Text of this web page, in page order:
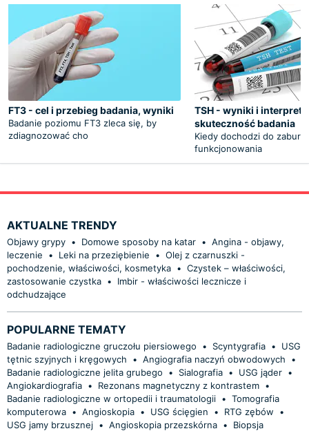
FT3 - cel i przebieg badania, wyniki
Badanie poziomu FT3 zleca się, by
zdiagnozować cho
TSH - wyniki i
skuteczność badania
Kiedy dochodzi do
funkcjonowania
AKTUALNE TRENDY
Objawy grypy • Domowe sposoby na katar • Angina - objawy,
leczenie
• Leki na przeziębienie • Olej z czarnuszki -
pochodzenie, właściwości, kosmetyka • Czystek – właściwości,
zastosowanie czystka •
Imbir - właściwości lecznicze i
odchudzające
POPULARNE TEMATY
Badanie radiologiczne gruczołu piersiowego • Scyntygrafia •
USG
tętnic szyjnych i kręgowych
• Angiografia naczyń obwodowych
•
Badanie radiologiczne jelita grubego
• Sialografia • USG jąder •
Angiokardiografia • Rezonans magnetyczny z kontrastem •
Badanie radiologiczne w ortopedii i traumatologii • Tomografia
komputerowa • Angioskopia • USG ścięgien • RTG zębów
•
USG jamy brzusznej • Angioskopia przezskórna •
Biopsja